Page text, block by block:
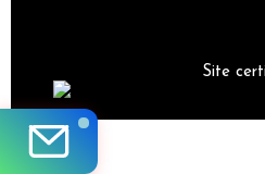
Site